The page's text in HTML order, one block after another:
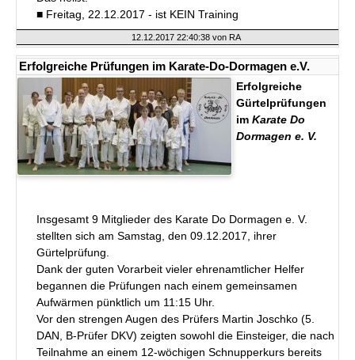
■ Freitag, 22.12.2017 - ist KEIN Training
12.12.2017 22:40:38 von RA
Erfolgreiche Prüfungen im Karate-Do-Dormagen e.V.
Erfolgreiche
Gürtelprüfungen
im Karate Do
Dormagen e. V.
Insgesamt 9 Mitglieder des Karate Do Dormagen e. V.
stellten sich am Samstag, den 09.12.2017, ihrer
Gürtelprüfung.
Dank der guten Vorarbeit vieler ehrenamtlicher Helfer
begannen die Prüfungen nach einem gemeinsamen
Aufwärmen pünktlich um 11:15 Uhr.
Vor den strengen Augen des Prüfers Martin Joschko (5.
DAN, B-Prüfer DKV) zeigten sowohl die Einsteiger, die nach
Teilnahme an einem 12-wöchigen Schnupperkurs bereits